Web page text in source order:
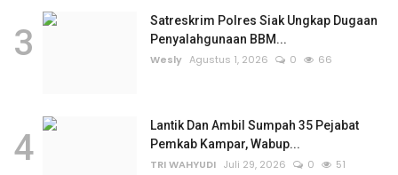
3
Satreskrim Polres Siak Ungkap Dugaan
Penyalahgunaan BBM...
Wesly Agustus 1, 2026 0 66
4
Lantik Dan Ambil Sumpah 35 Pejabat
Pemkab Kampar, Wabup...
TRI WAHYUDI Juli 29, 2026 0 51